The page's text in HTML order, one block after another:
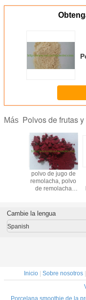
Más Polvos de frutas
polvo de jugo de
remolacha, polvo
de remolacha
roja, polvo de
jugo de
Cambie la lengua
Spanish
Inicio| Sobre nosotros|
Porcelana smoothie de la